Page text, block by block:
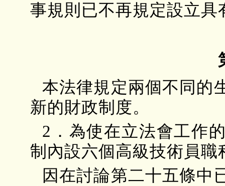
事規則已不再規定設立
本法律規定兩個不同的
新的財政制度。
2．為使在立法會工作
制內設六個高級技術員職
因在討論第二十五條中